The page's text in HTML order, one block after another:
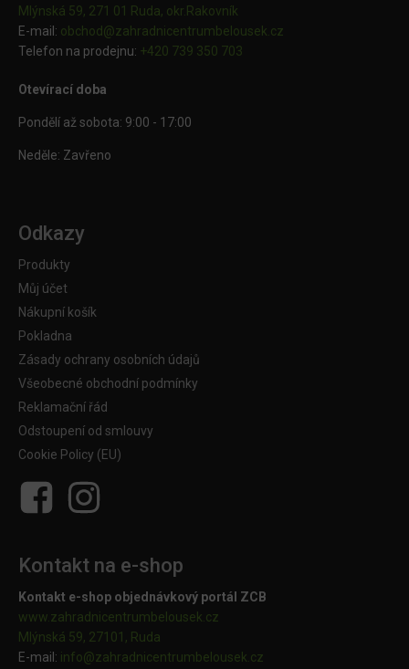
Mlýnská 59, 271 01 Ruda, okr.Rakovník
E-mail: obchod@zahradnicentrumbelousek.cz
Telefon na prodejnu: +420 739 350 703
Otevírací doba
Pondělí až sobota: 9:00 - 17:00
Neděle: Zavřeno
Odkazy
Produkty
Můj účet
Nákupní košík
Pokladna
Zásady ochrany osobních údajů
Všeobecné obchodní podmínky
Reklamační řád
Odstoupení od smlouvy
Cookie Policy (EU)
Kontakt na e-shop
Kontakt e-shop objednávkový portál ZCB
www.zahradnicentrumbelousek.cz
Mlýnská 59, 27101, Ruda
E-mail: info@zahradnicentrumbelousek. cz